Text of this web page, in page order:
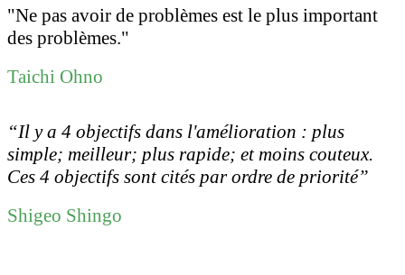
"Ne pas avoir de problèmes est le plus important
des problèmes."
Taichi Ohno
“Il y a 4 objectifs dans l'amélioration : plus
simple; meilleur; plus rapide; et moins couteux.
Ces 4 objectifs sont cités par ordre de priorité”
Shigeo Shingo